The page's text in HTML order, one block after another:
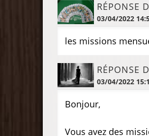
RÉPONSE
03/04/2022
les missions
RÉPONSE
03/04/2022
Bonjour,
Vous avez des